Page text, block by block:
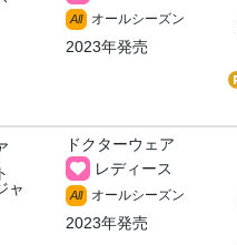
All オールシーズン
2023年発売
ャ
ドクターウェア
レディース
All オールシーズン
2023年発売